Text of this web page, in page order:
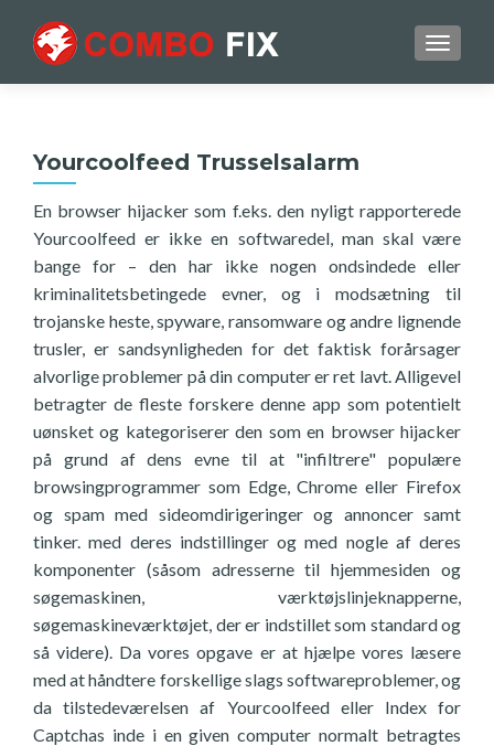
Yourcoolfeed Trusselsalarm
En browser hijacker som f.eks. den nyligt rapporterede
Yourcoolfeed er ikke en softwaredel, man skal være
bange for – den har ikke nogen ondsindede eller
kriminalitetsbetingede evner, og i modsætning til
trojanske heste, spyware, ransomware og andre lignende
trusler, er sandsynligheden for det faktisk forårsager
alvorlige problemer på din computer er ret lavt. Alligevel
betragter de fleste forskere denne app som potentielt
uønsket og kategoriserer den som en browser hijacker
på grund af dens evne til at "infiltrere" populære
browsingprogrammer som Edge, Chrome eller Firefox
og spam med sideomdirigeringer og annoncer samt
tinker. med deres indstillinger og med nogle af deres
komponenter (såsom adresserne til hjemmesiden og
søgemaskinen, værktøjslinjeknapperne,
søgemaskineværktøjet, der er indstillet som standard og
så videre). Da vores opgave er at hjælpe vores læsere
med at håndtere forskellige slags softwareproblemer, og
da tilstedeværelsen af Yourcoolfeed eller Index for
Captchas inde i en given computer normalt betragtes